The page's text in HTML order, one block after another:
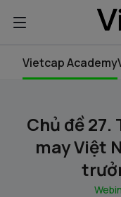
Vietcap Academy
Chủ đề 27.
may Việt